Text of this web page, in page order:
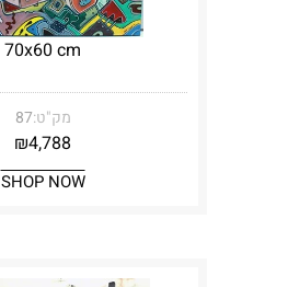
70x60 cm
מק"ט:87
₪4,788
SHOP NOW